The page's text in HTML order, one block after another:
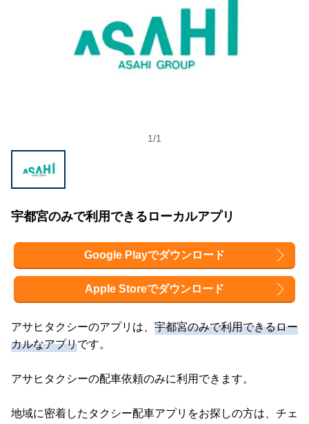
1/1
宇都宮のみで利用できるローカルアプリ
Google Playでダウンロード
Apple Storeでダウンロード
アサヒタクシーのアプリは、 宇都宮のみで利用できるロー
カルなアプリです。
アサヒタクシーの配車依頼のみに利用できます。
地域に密着したタクシー配車アプリをお探しの方は、チェ